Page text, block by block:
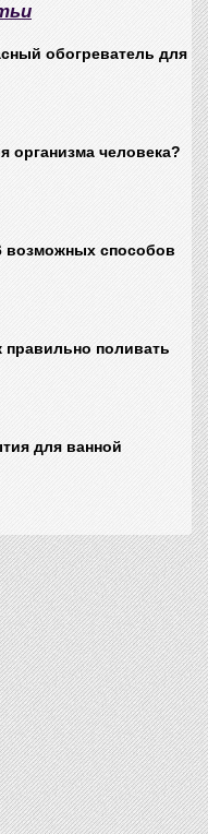
обогреватель для
организма человека?
возможных способов
поливать
для ванной